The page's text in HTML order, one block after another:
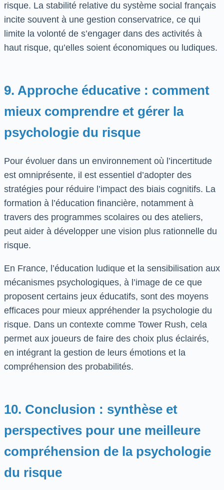
risque. La stabilité relative du système social français
incite souvent à une gestion conservatrice, ce qui
limite la volonté de s’engager dans des activités à
haut risque, qu’elles soient économiques ou ludiques.
9. Approche éducative : comment
mieux comprendre et gérer la
psychologie du risque
Pour évoluer dans un environnement où l’incertitude
est omniprésente, il est essentiel d’adopter des
stratégies pour réduire l’impact des biais cognitifs. La
formation à l’éducation financière, notamment à
travers des programmes scolaires ou des ateliers,
peut aider à développer une vision plus rationnelle du
risque.
En France, l’éducation ludique et la sensibilisation aux
mécanismes psychologiques, à l’image de ce que
proposent certains jeux éducatifs, sont des moyens
efficaces pour mieux appréhender la psychologie du
risque. Dans un contexte comme Tower Rush, cela
permet aux joueurs de faire des choix plus éclairés,
en intégrant la gestion de leurs émotions et la
compréhension des probabilités.
10. Conclusion : synthèse et
perspectives pour une meilleure
compréhension de la psychologie
du risque